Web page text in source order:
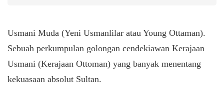
Usmani Muda (Yeni Usmanlilar atau Young Ottaman).
Sebuah perkumpulan golongan cendekiawan Kerajaan
Usmani (Kerajaan Ottoman) yang banyak menentang
kekuasaan absolut Sultan.